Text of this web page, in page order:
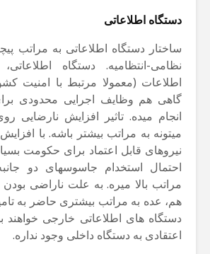
دستگاه اطلاعاتی
ساختار دستگاه اطلاعاتی به مراتب
نظامی-انتظامیه. دستگاه
اطلاعات (معمولا مرتبط با امنیت
گاهی هم وظایف اجرایی محدودی
انجام میده. تاثیر افزایش نارضایی
میتونه به مراتب بیشتر باشه. با
نیروهای قابل اعتماد برای حکومت
احتمال استخدام جاسوسهای دو
مراتب بالا میره. به علت ناراضی
هم، عده به مراتب بیشتری حاضر به
دستگاه های اطلاعاتی خارجی خواهند
اعتقادی به دستگاه داخلی وجود نداره.